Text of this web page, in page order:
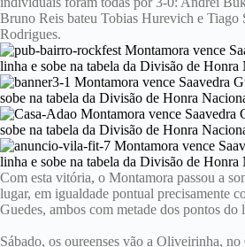
Bruno Reis bateu Tobias Hurevich e Tiago
Rodrigues.
Com esta vitória, o Montamora passou a
lugar, em igualdade pontual precisamente
Guedes, ambos com metade dos pontos
Sábado, os oureenses vão a Oliveirinha,